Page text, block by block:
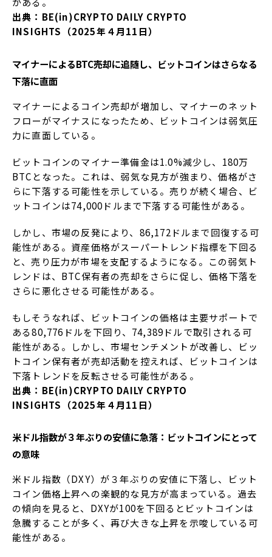
出典：BE(in)CRYPTO DAILY CRYPTO
INSIGHTS（2025年４月11日）
マイナーによるBTC売却に追随し、ビットコインはさらなる
下落に直面
マイナーによるコイン売却が増加し、マイナーのネット
フローがマイナスになったため、ビットコインは弱気圧
力に直面している。
ビットコインのマイナー準備金は1.0%減少し、180万
BTCとなった。これは、弱気な見方が強まり、価格がさ
らに下落する可能性を示している。売りが続く場合、ビ
ットコインは74,000ドルまで下落する可能性がある。
しかし、市場の反発により、86,172ドルまで回復する可
能性がある。資産価格がスーパートレンド指標を下回る
と、売り圧力が市場を支配するようになる。この弱気ト
レンドは、BTC保有者の売却をさらに促し、価格下落を
さらに悪化させる可能性がある。
もしそうなれば、ビットコインの価格は主要サポートで
ある80,776ドルを下回り、74,389ドルで取引される可
能性がある。しかし、市場センチメントが改善し、ビッ
トコイン保有者が売却活動を控えれば、ビットコインは
下落トレンドを反転させる可能性がある。
出典：BE(in)CRYPTO DAILY CRYPTO
INSIGHTS（2025年４月11日）
米ドル指数が３年ぶりの安値に急落：ビットコインにとって
の意味
米ドル指数（DXY）が３年ぶりの安値に下落し、ビット
コイン価格上昇への楽観的な見方が高まっている。過去
の傾向を見ると、DXYが100を下回るとビットコインは
急騰することが多く、再び大きな上昇を示唆している可
能性がある。